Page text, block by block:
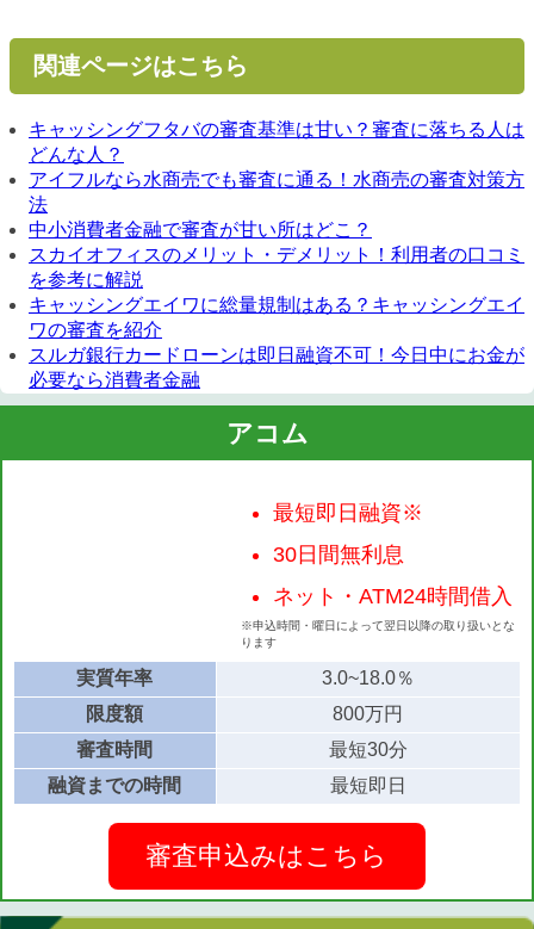
関連ページはこちら
キャッシングフタバの審査基準は甘い？審査に落ちる人は
どんな人？
アイフルなら水商売でも審査に通る！水商売の審査対策方
法
中小消費者金融で審査が甘い所はどこ？
スカイオフィスのメリット・デメリット！利用者の口コミ
を参考に解説
キャッシングエイワに総量規制はある？キャッシングエイ
ワの審査を紹介
スルガ銀行カードローンは即日融資不可！今日中にお金が
必要なら消費者金融
アコム
最短即日融資※
30日間無利息
ネット・ATM24時間借入
※申込時間・曜日によって翌日以降の取り扱いとな
ります
実質年率
3.0~18.0％
限度額
800万円
審査時間
最短30分
融資までの時間
最短即日
審査申込みはこちら